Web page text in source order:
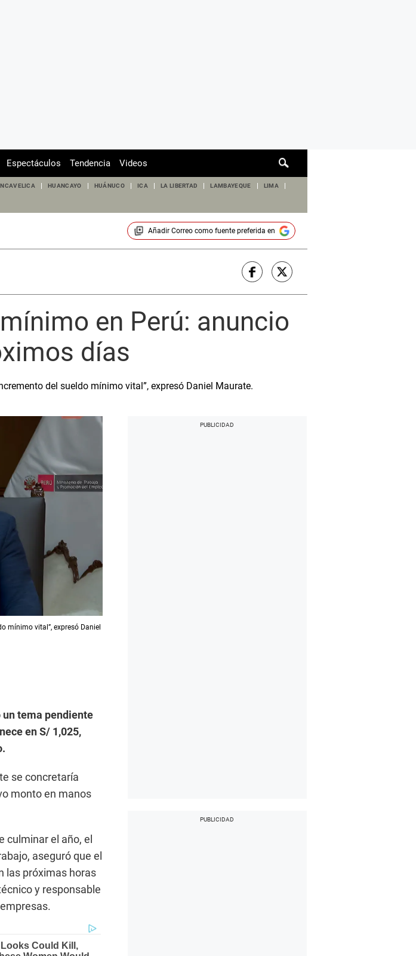
de
Espectáculos Tendencia Videos
HUANCAYO HUÁNUCO ICA LA LIBERTAD LAMBAYEQUE LIMA
Añadir Correocomo fuente preferida en
en Perú: anuncio
días
del sueldo mínimo vital”, expresó Daniel Maurate.
mínimo vital”, expresó Daniel
tema pendiente
en S/ 1,025,
se concretaría
monto en manos
culminar el año, el
aseguró que el
las próximas horas
y responsable